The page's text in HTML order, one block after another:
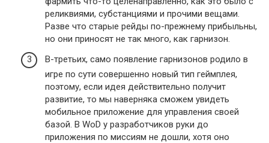
реликвиями, субстанциями и прочими вещами.
Разве что старые рейды по-прежнему прибыльны,
но они приносят не так много, как гарнизон.
В-третьих, само появление гарнизонов родило в
игре по сути совершенно новый тип геймплея,
поэтому, если идея действительно получит
развитие, то мы наверняка сможем увидеть
мобильное приложение для управления своей
базой. В WoD у разработчиков руки до
приложения по миссиям не дошли, хотя оно